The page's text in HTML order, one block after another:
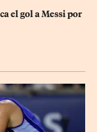
el gol a Messi por